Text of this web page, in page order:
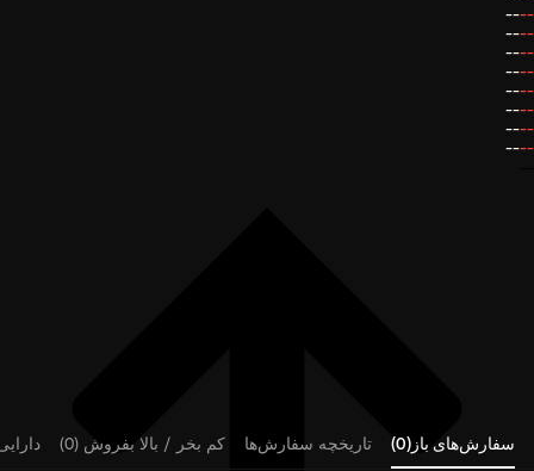
--
--
--
--
--
--
--
--
--
--
--
--
--
--
--
--
سفارش‌های باز(0) تاریخچه سفارش‌ها کم بخر / بالا بفروش (0)